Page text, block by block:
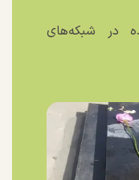
در شبکه‌های